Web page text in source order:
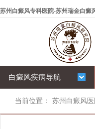
苏州白癜风专科医院-苏州瑞金白癜
白癜风疾病导航
当前位置： 苏州白癜风